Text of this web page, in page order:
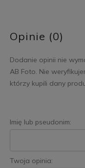
Opinie (0)
Dodanie opinii nie
AB Foto. Nie
którzy kupili dany
Imię lub pseudonim:
Twoja opinia: